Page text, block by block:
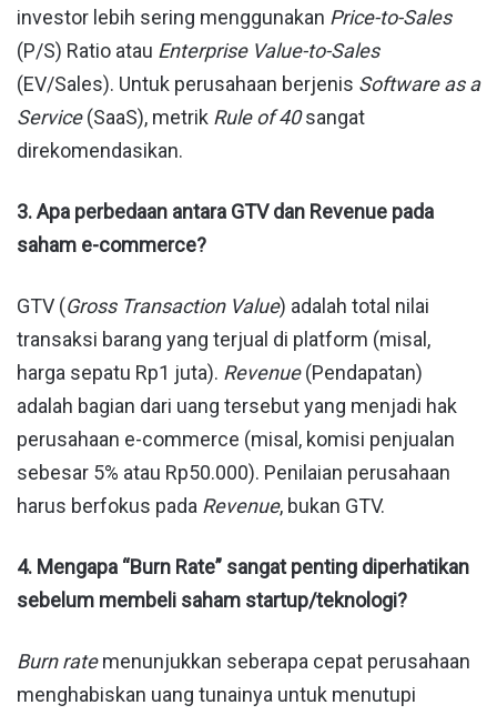
investor lebih sering menggunakan Price-to-Sales
(P/S) Ratio atau Enterprise Value-to-Sales
(EV/Sales). Untuk perusahaan berjenis Software as a
Service(SaaS), metrik Rule of 40sangat
direkomendasikan.
3. Apa perbedaan antara GTV dan Revenue pada
saham e-commerce?
GTV (Gross Transaction Value) adalah total nilai
transaksi barang yang terjual di platform (misal,
harga sepatu Rp1 juta). Revenue(Pendapatan)
adalah bagian dari uang tersebut yang menjadi hak
perusahaan e-commerce (misal, komisi penjualan
sebesar 5% atau Rp50.000). Penilaian perusahaan
harus berfokus pada Revenue, bukan GTV.
4. Mengapa “Burn Rate” sangat penting diperhatikan
sebelum membeli saham startup/teknologi?
Burn ratemenunjukkan seberapa cepat perusahaan
menghabiskan uang tunainya untuk menutupi